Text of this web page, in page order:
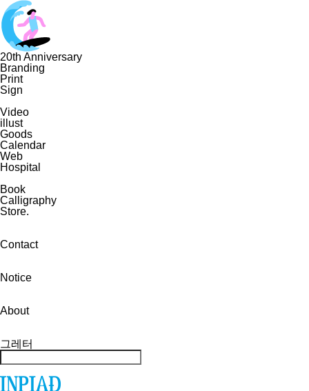
20th Anniversary
Branding
Print
Sign
Video
illust
Goods
Calendar
Web
Hospital
Book
Calligraphy
Store.
Contact
Notice
About
그레터